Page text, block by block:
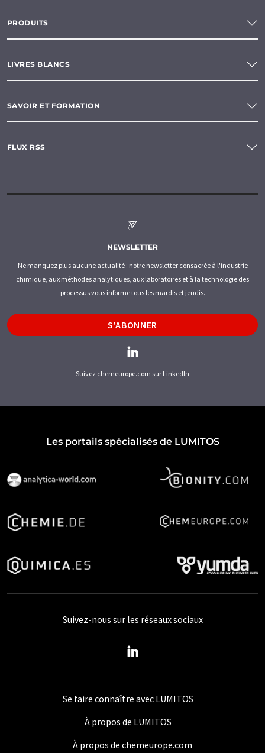
PRODUITS
LIVRES BLANCS
SAVOIR ET FORMATION
FLUX RSS
NEWSLETTER
Ne manquez plus aucune actualité : notre newsletter consacrée à l'industrie
chimique, aux méthodes analytiques, aux laboratoires et à la technologie des
processus vous informe tous les mardis et jeudis.
S'ABONNER
Suivez chemeurope.com sur LinkedIn
Les portails spécialisés de LUMITOS
Se faire connaître avec LUMITOS
À propos de LUMITOS
À propos de chemeurope.com
Suivez-nous sur les réseaux sociaux